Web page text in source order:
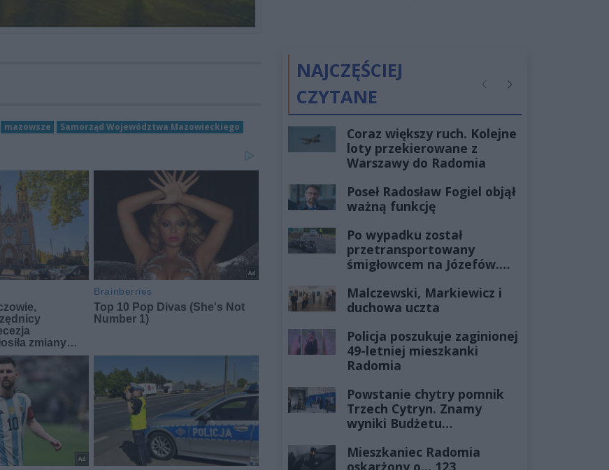
mazowsze Samorząd Województwa Mazowieckiego
NAJCZĘŚCIEJ
CZYTANE
PoprzednieNastępne
Coraz większy ruch. Kolejne
loty przekierowane z
Warszawy do Radomia
Poseł Radosław Fogiel objął
ważną funkcję
Po wypadku został
przetransportowany
śmigłowcem na Józefów.
żyłach
Malczewski, Markiewicz i
duchowa uczta
Policja poszukuje zaginionej
49-letniej mieszkanki
Radomia
Powstanie chytry pomnik
Trzech Cytryn. Znamy
wyniki Budżetu
Mieszkaniec Radomia
oskarżony o... 123